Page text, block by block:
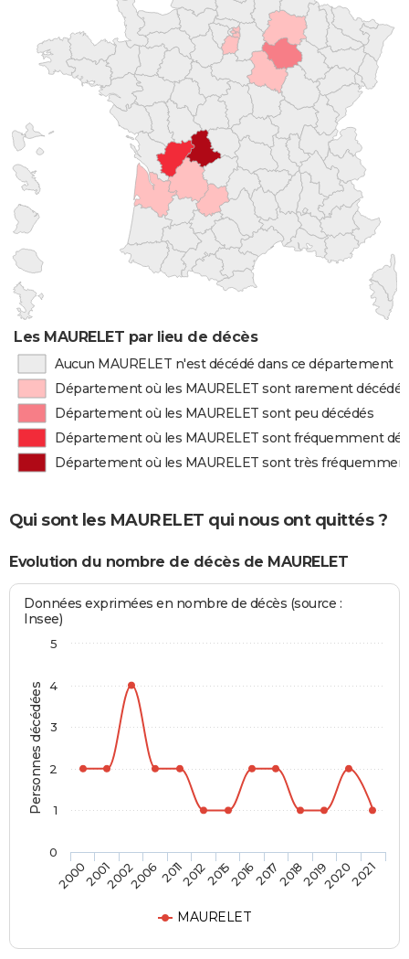
Les MAURELET par lieu de décès
Aucun MAURELET n'est décédé dans ce département
Département où les MAURELET sont rarement décédés
Département où les MAURELET sont peu décédés
Département où les MAURELET sont fréquemment
Département où les MAURELET sont très
Qui sont les MAURELET qui nous ont quittés ?
Evolution du nombre de décès de MAURELET
Personnes décédées
Données exprimées en nombre de décès (source :
Insee)
MAURELET
2000200120022006201120122015201620172018201920202021
0
1
2
3
4
5